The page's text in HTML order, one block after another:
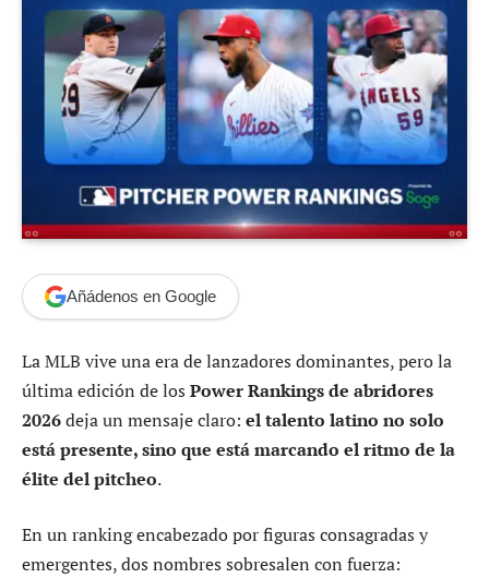
Añádenos en Google
La MLB vive una era de lanzadores dominantes, pero la
última edición de los Power Rankings de abridores
2026deja un mensaje claro: el talento latino no solo
está presente, sino que está marcando el ritmo de la
élite del pitcheo.
En un ranking encabezado por figuras consagradas y
emergentes, dos nombres sobresalen con fuerza: